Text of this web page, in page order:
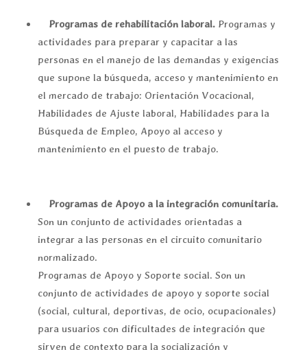
Programas de rehabilitación laboral. Programas y
actividades para preparar y capacitar a las
personas en el manejo de las demandas y exigencias
que supone la búsqueda, acceso y mantenimiento en
el mercado de trabajo: Orientación Vocacional,
Habilidades de Ajuste laboral, Habilidades para la
Búsqueda de Empleo, Apoyo al acceso y
mantenimiento en el puesto de trabajo.
Programas de Apoyo a la integración comunitaria.
Son un conjunto de actividades orientadas a
integrar a las personas en el circuito comunitario
normalizado.
Programas de Apoyo y Soporte social. Son un
conjunto de actividades de apoyo y soporte social
(social, cultural, deportivas, de ocio, ocupacionales)
para usuarios con dificultades de integración que
sirven de contexto para la socialización y